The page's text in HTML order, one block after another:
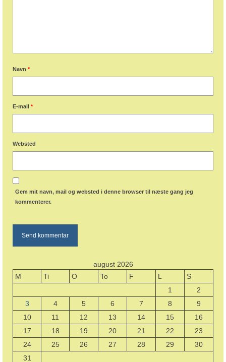
Navn *
E-mail *
Websted
Gem mit navn, mail og websted i denne browser til næste gang jeg
kommenterer.
august 2026
M
Ti O To F L
S
1
2
3
4 5 6 7 8
9
10
11 12 13 14 15
16
17
18 19 20 21 22
23
24
25 26 27 28 29
30
31